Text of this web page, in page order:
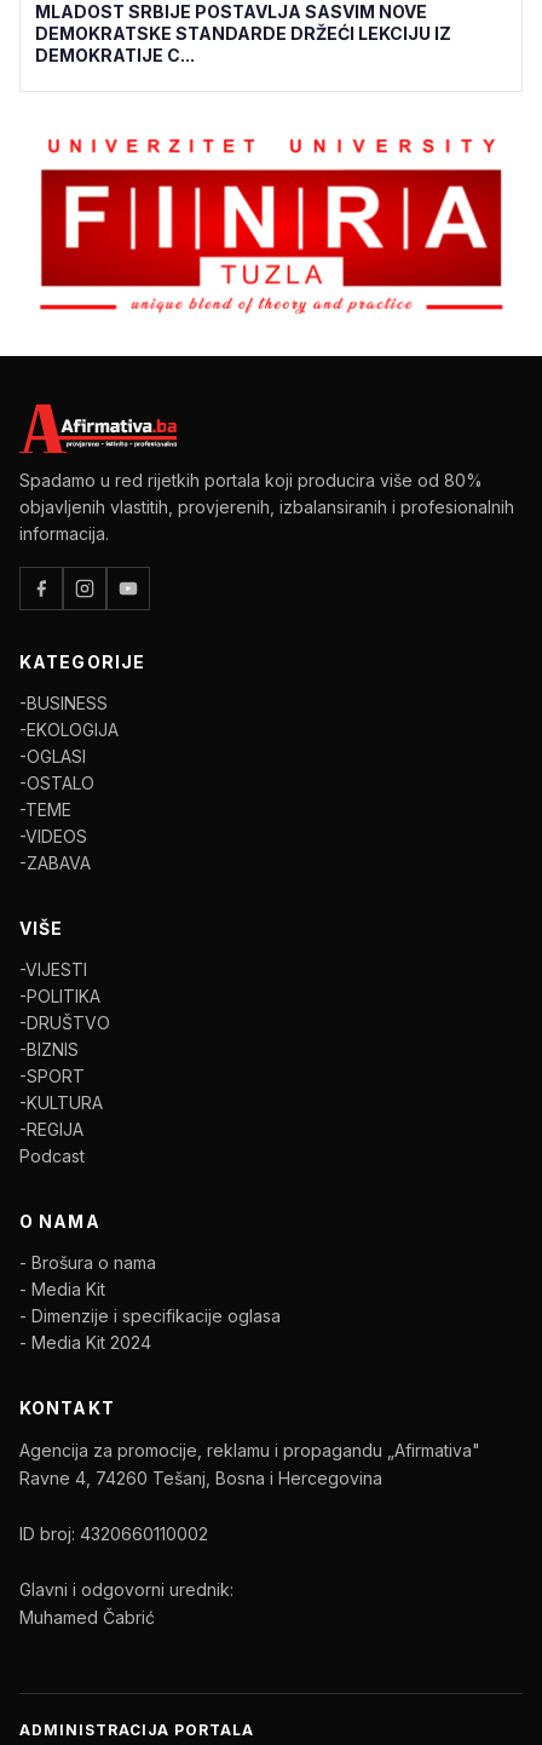
MLADOST SRBIJE POSTAVLJA SASVIM NOVE
DEMOKRATSKE STANDARDE DRŽEĆI LEKCIJU IZ
DEMOKRATIJE C...
Spadamo u red rijetkih portala koji producira više od 80%
objavljenih vlastitih, provjerenih, izbalansiranih i profesionalnih
informacija.
KATEGORIJE
-BUSINESS
-EKOLOGIJA
-OGLASI
-OSTALO
-TEME
-VIDEOS
-ZABAVA
VIŠE
-VIJESTI
-POLITIKA
-DRUŠTVO
-BIZNIS
-SPORT
-KULTURA
-REGIJA
Podcast
O NAMA
- Brošura o nama
- Media Kit
- Dimenzije i specifikacije oglasa
- Media Kit 2024
KONTAKT
Agencija za promocije, reklamu i propagandu „Afirmativa"
Ravne 4, 74260 Tešanj, Bosna i Hercegovina
ID broj: 4320660110002
Glavni i odgovorni urednik:
Muhamed Čabrić
ADMINISTRACIJA PORTALA